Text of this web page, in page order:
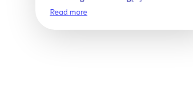
Read more